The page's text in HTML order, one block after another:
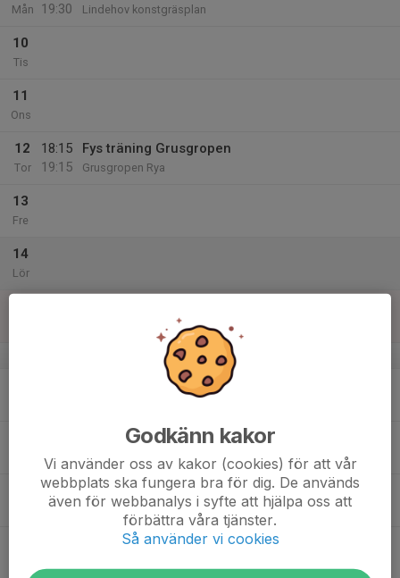
Mån
19:30
Lindehov konstgräsplan
10
Tis
11
Ons
12
Tor
18:15
19:15
Fys träning Grusgropen
Grusgropen Rya
13
Fre
14
Lör
v.25
Fysträning Lindehov
Fys träning Grusgropen
Godkänn kakor
Vi använder oss av kakor (cookies) för att vår
webbplats ska fungera bra för dig. De används
även för webbanalys i syfte att hjälpa oss att
förbättra våra tjänster.
Så använder vi cookies